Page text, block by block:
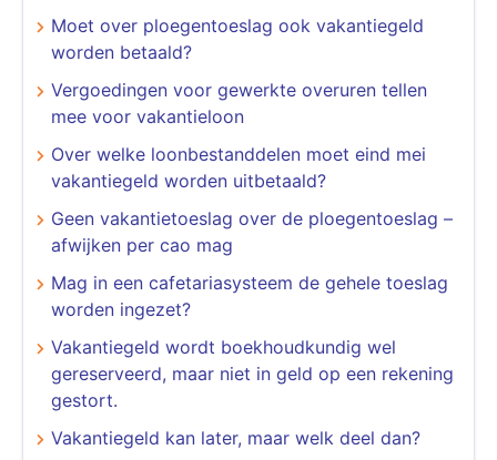
Moet over ploegentoeslag ook vakantiegeld
worden betaald?
Vergoedingen voor gewerkte overuren tellen
mee voor vakantieloon
Over welke loonbestanddelen moet eind mei
vakantiegeld worden uitbetaald?
Geen vakantietoeslag over de ploegentoeslag –
afwijken per cao mag
Mag in een cafetariasysteem de gehele toeslag
worden ingezet?
Vakantiegeld wordt boekhoudkundig wel
gereserveerd, maar niet in geld op een rekening
gestort.
Vakantiegeld kan later, maar welk deel dan?